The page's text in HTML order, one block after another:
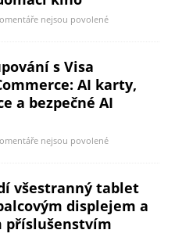
nejsou povolené
s Visa
AI karty,
a bezpečné AI
nejsou povolené
všestranný tablet
displejem a
příslušenstvím